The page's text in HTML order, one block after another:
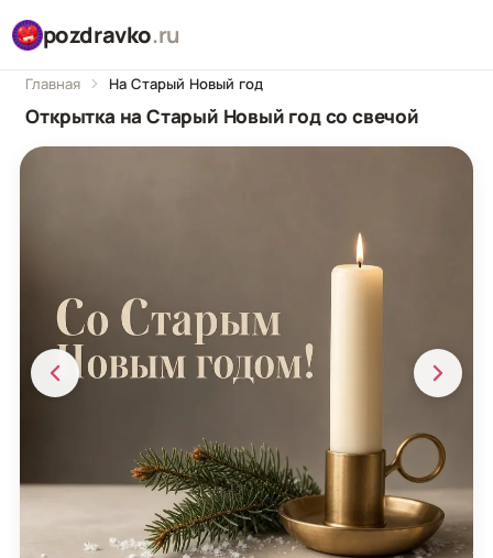
pozdravko.ru
Главная На Старый Новый год
Открытка на Старый Новый год со свечой